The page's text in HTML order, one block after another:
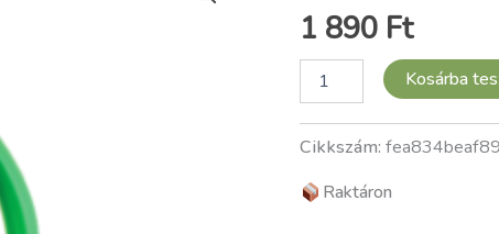
1 890 Ft
1
mennyiség
Kosárba
Cikkszám: fea834beaf89
Raktáron